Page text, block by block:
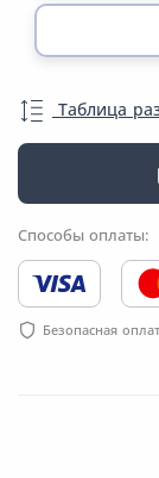
Таблица
Способы оплаты:
Безопасная